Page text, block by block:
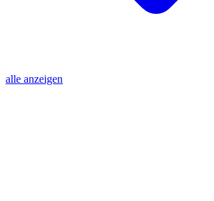
alle anzeigen